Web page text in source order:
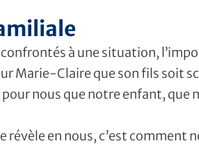
à une situation,
Marie-Claire que son fils soit
nous que notre enfant,
en nous, c’est